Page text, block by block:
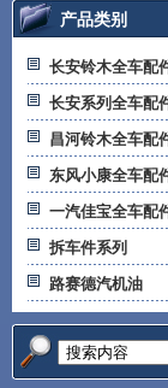
产品类别
长安铃木全车配
长安系列全车配
昌河铃木全车配
东风小康全车配
一汽佳宝全车配
拆车件系列
路赛德汽机油